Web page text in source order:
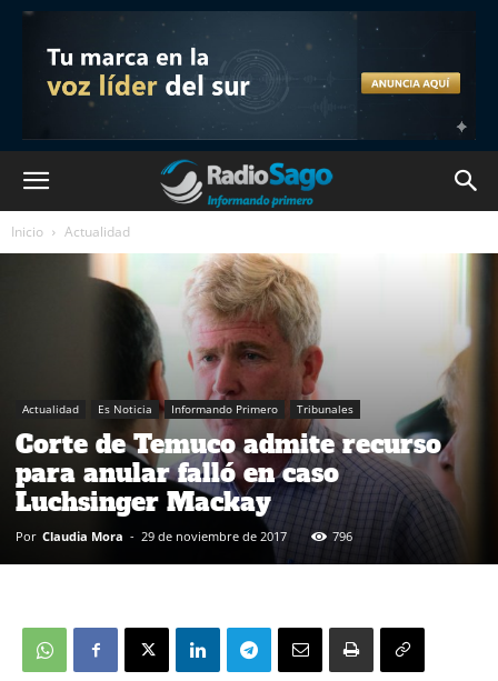
Inicio Actualidad
Actualidad Es Noticia Informando Primero Tribunales
Corte de Temuco admite recurso
para anular falló en caso
Luchsinger Mackay
Por Claudia Mora - 29 de noviembre de 2017 796